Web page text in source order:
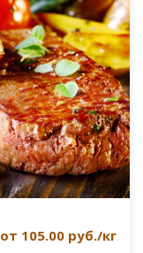
от 105.00 руб./кг